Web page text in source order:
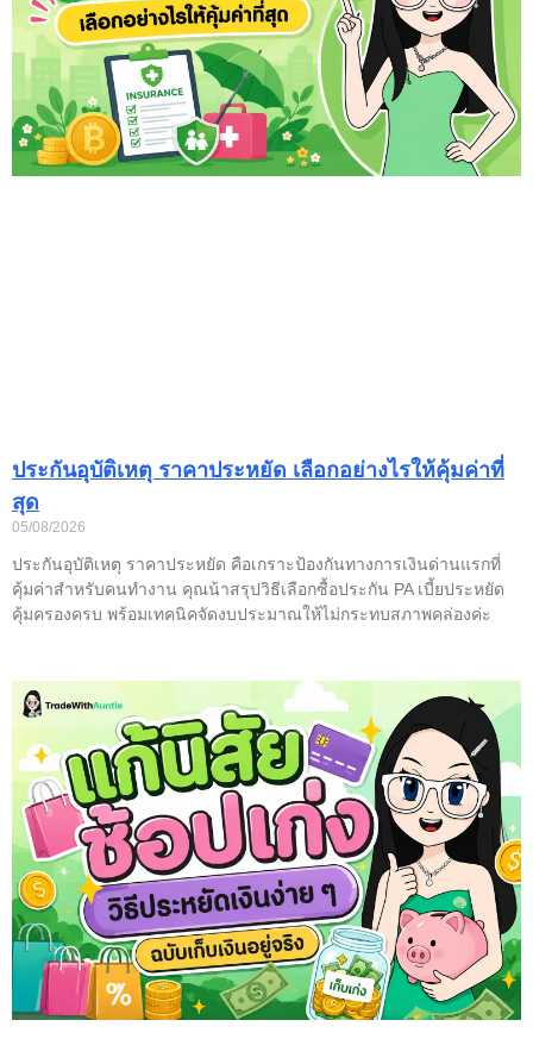
ประกันอุบัติเหตุ ราคาประหยัด เลือกอย่างไรให้คุ้มค่าที่
สุด
05/08/2026
ประกันอุบัติเหตุ ราคาประหยัด คือเกราะป้องกันทางการเงินด่านแรกที่
คุ้มค่าสำหรับคนทำงาน คุณน้าสรุปวิธีเลือกซื้อประกัน PA เบี้ยประหยัด
คุ้มครองครบ พร้อมเทคนิคจัดงบประมาณให้ไม่กระทบสภาพคล่องค่ะ